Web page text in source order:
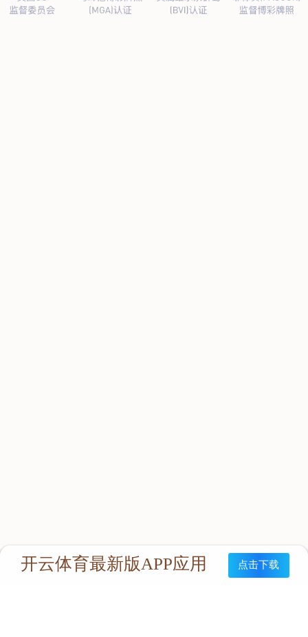
立即咨询： 联系我们